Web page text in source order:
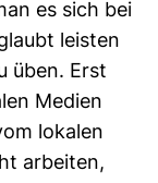
es sich bei
leisten
üben. Erst
Medien
lokalen
arbeiten,